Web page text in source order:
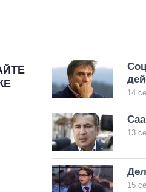
14
13
15